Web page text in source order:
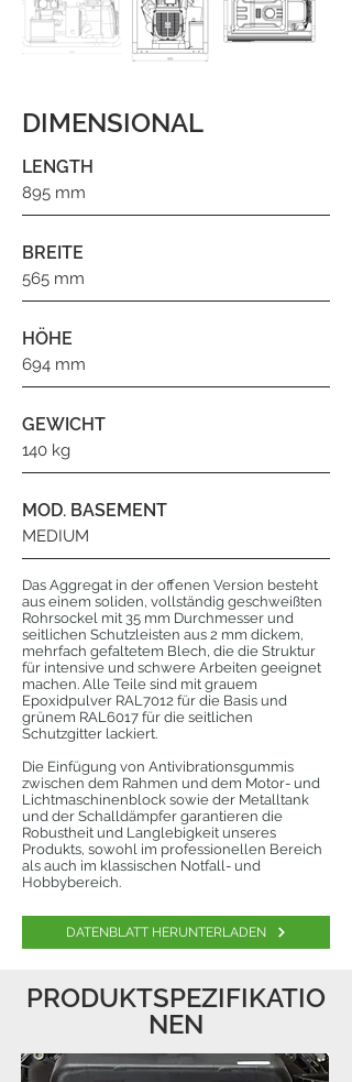
DIMENSIONAL
LENGTH
895 mm
BREITE
565 mm
HÖHE
694 mm
GEWICHT
140 kg
MOD. BASEMENT
MEDIUM
Das Aggregat in der offenen Version besteht
aus einem soliden, vollständig geschweißten
Rohrsockel mit 35 mm Durchmesser und
seitlichen Schutzleisten aus 2 mm dickem,
mehrfach gefaltetem Blech, die die Struktur
für intensive und schwere Arbeiten geeignet
machen. Alle Teile sind mit grauem
Epoxidpulver RAL7012 für die Basis und
grünem RAL6017 für die seitlichen
Schutzgitter lackiert.
Die Einfügung von Antivibrationsgummis
zwischen dem Rahmen und dem Motor- und
Lichtmaschinenblock sowie der Metalltank
und der Schalldämpfer garantieren die
Robustheit und Langlebigkeit unseres
Produkts, sowohl im professionellen Bereich
als auch im klassischen Notfall- und
Hobbybereich.
DATENBLATT HERUNTERLADEN
PRODUKTSPEZIFIKATIO
NEN